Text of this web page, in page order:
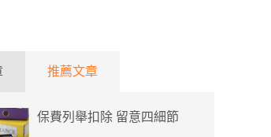
推薦文章
保費列舉扣除 留意四細節